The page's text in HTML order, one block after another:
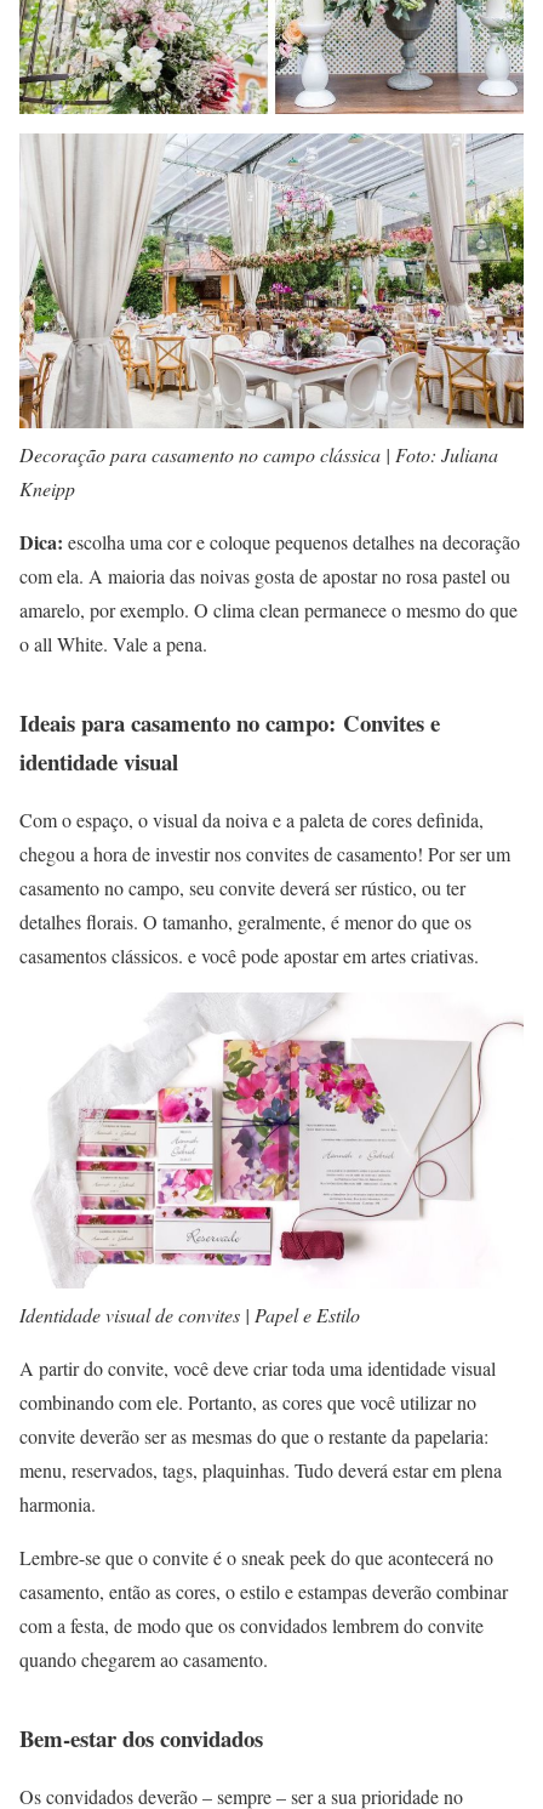
Decoração para casamento no campo clássica | Foto: Juliana
Kneipp
Dica: escolha uma cor e coloque pequenos detalhes na decoração
com ela. A maioria das noivas gosta de apostar no rosa pastel ou
amarelo, por exemplo. O clima clean permanece o mesmo do que
o all White. Vale a pena.
Ideais para casamento no campo: Convites e
identidade visual
Com o espaço, o visual da noiva e a paleta de cores definida,
chegou a hora de investir nos convites de casamento! Por ser um
casamento no campo, seu convite deverá ser rústico, ou ter
detalhes florais. O tamanho, geralmente, é menor do que os
casamentos clássicos. e você pode apostar em artes criativas.
Identidade visual de convites | Papel e Estilo
A partir do convite, você deve criar toda uma identidade visual
combinando com ele. Portanto, as cores que você utilizar no
convite deverão ser as mesmas do que o restante da papelaria:
menu, reservados, tags, plaquinhas. Tudo deverá estar em plena
harmonia.
Lembre-se que o convite é o sneak peek do que acontecerá no
casamento, então as cores, o estilo e estampas deverão combinar
com a festa, de modo que os convidados lembrem do convite
quando chegarem ao casamento.
Bem-estar dos convidados
Os convidados deverão – sempre – ser a sua prioridade no